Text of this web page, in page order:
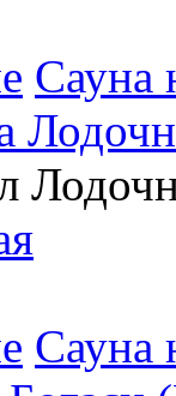
Сауна
Сауна